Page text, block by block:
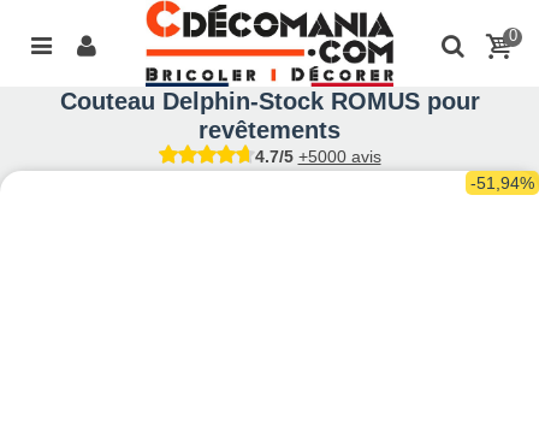
0
Couteau Delphin-Stock ROMUS pour
revêtements
4.7/5 +5000 avis
-51,94%